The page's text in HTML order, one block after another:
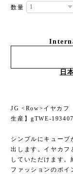
数量
日
JG <Row>イヤカ
生産】gTWE-
シンプルにキューブ
出します。イヤカフ
していただけます。
ファッションのポイ